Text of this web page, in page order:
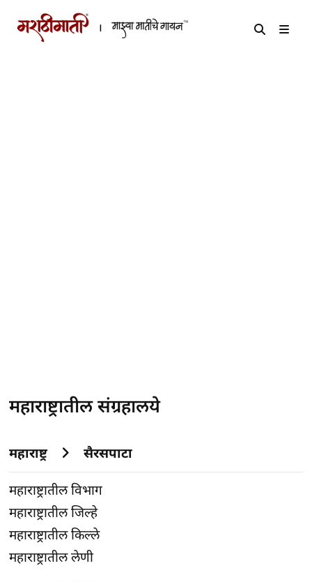
महाराष्ट्रातील संग्रहालये
महाराष्ट्र सैरसपाटा
महाराष्ट्रातील विभाग
महाराष्ट्रातील जिल्हे
महाराष्ट्रातील किल्ले
महाराष्ट्रातील लेणी